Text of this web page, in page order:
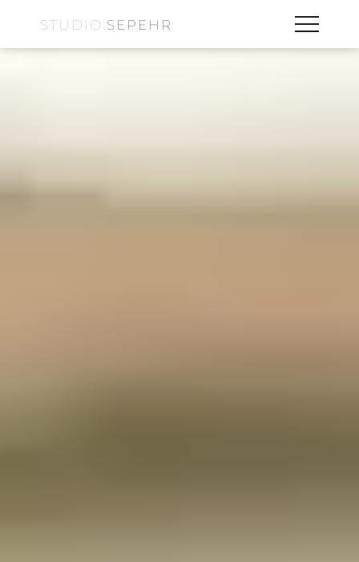
STUDIO SEPEHR